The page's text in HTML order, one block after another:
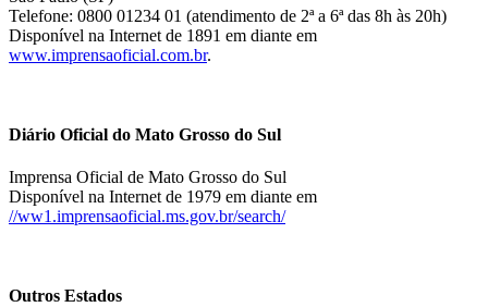
Telefone: 0800 01234 01 (atendimento de 2ª a 6ª das 8h às 20h)
Disponível na Internet de 1891 em diante em
www.imprensaoficial.com.br.
Diário Oficial do Mato Grosso do Sul
Imprensa Oficial de Mato Grosso do Sul
Disponível na Internet de 1979 em diante em
//ww1.imprensaoficial.ms.gov.br/search/
Outros Estados